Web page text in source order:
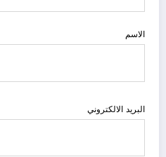
الاسم
البريد الالكتروني